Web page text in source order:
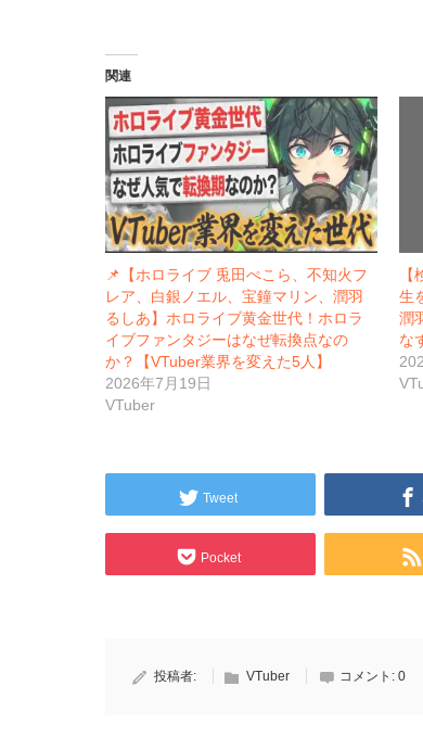
関連
📌【ホロライブ 兎田ぺこら、不知火フ
レア、白銀ノエル、宝鐘マリン、潤羽
るしあ】ホロライブ黄金世代！ホロラ
イブファンタジーはなぜ転換点なの
か？【VTuber業界を変えた5人】
2026年7月19日
VTuber
生
潤
な
Tweet
Pocket
投稿者: VTuber コメント: 0